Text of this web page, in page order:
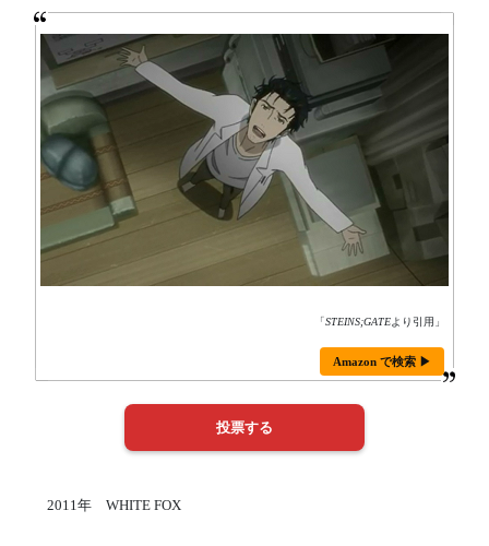
「STEINS;GATEより引用」
Amazon で検索 ▶
2011年 WHITE FOX